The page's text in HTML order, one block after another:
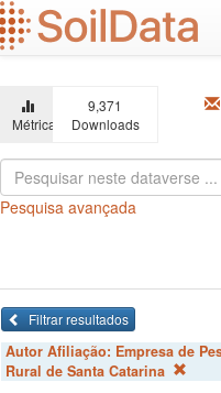
Ir
para
o
principal
Métricas
9,371
Downloads
Pesquisa avançada
Filtrar resultados
Autor Afiliação: Empresa de
Rural de Santa Catarina